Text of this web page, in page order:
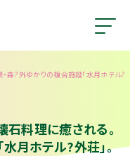
森?外ゆかりの複合施設「水月ホテル?
石料理に癒される。
月ホテル?外荘」。